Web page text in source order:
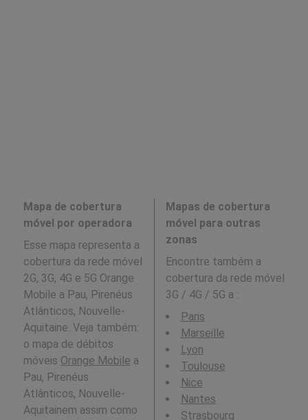
Mapa de cobertura
móvel por operadora
Esse mapa representa a
cobertura da rede móvel
2G, 3G, 4G e 5G Orange
Mobile a Pau, Pirenéus
Atlânticos, Nouvelle-
Aquitaine. Veja também:
o mapa de débitos
móveis Orange Mobile a
Pau, Pirenéus
Atlânticos, Nouvelle-
Aquitainem assim como
Mapas de cobertura
móvel para outras
zonas
Encontre também a
cobertura da rede móvel
3G / 4G / 5G a :
Paris
Marseille
Lyon
Toulouse
Nice
Nantes
Strasbourg